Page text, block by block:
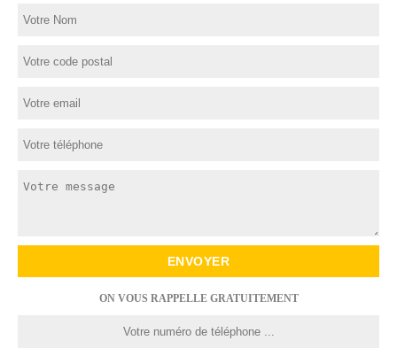
ON VOUS RAPPELLE GRATUITEMENT